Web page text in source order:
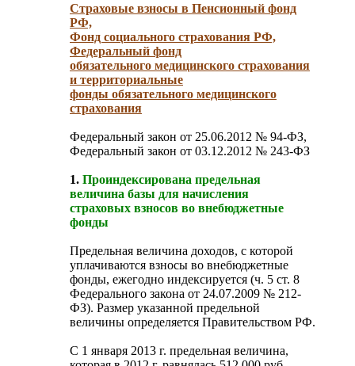
Страховые взносы в Пенсионный фонд
РФ,
Фонд социального страхования РФ,
Федеральный фонд
обязательного медицинского страхования
и территориальные
фонды обязательного медицинского
страхования
Федеральный закон от 25.06.2012 № 94-ФЗ,
Федеральный закон от 03.12.2012 № 243-ФЗ
1. Проиндексирована предельная
величина базы для начисления
страховых взносов во внебюджетные
фонды
Предельная величина доходов, с которой
уплачиваются взносы во внебюджетные
фонды, ежегодно индексируется (ч. 5 ст. 8
Федерального закона от 24.07.2009 № 212-
ФЗ). Размер указанной предельной
величины определяется Правительством РФ.
С 1 января 2013 г. предельная величина,